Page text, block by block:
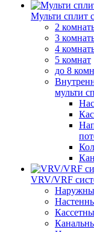
Мульти сплит
2
3
4
5 комнат
до 8
мульти
VRV/VRF